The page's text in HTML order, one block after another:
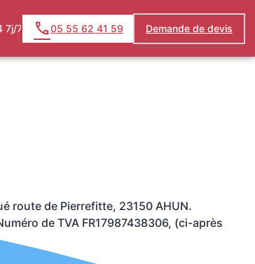
7j/7 05 55 62 41 59 Demande de devis
route de Pierrefitte, 23150 AHUN.
de TVA FR17987438306, (ci-après